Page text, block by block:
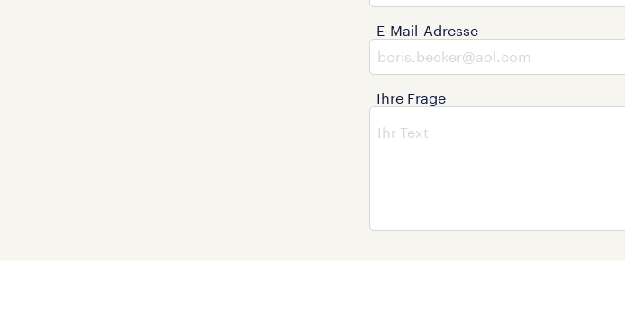
E-Mail-Adresse
Ihre Frage